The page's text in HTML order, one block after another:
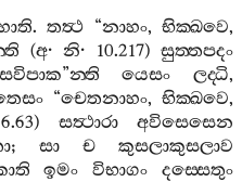
.තත්‍ථ “නාහං,භික‍්ඛවෙ,
(අ·නි· 10.217)සුත‍්තපදං
සවිපාක”න‍්ති යෙසං ලද‍්ධි,
“චෙතනාහං, භික‍්ඛවෙ,
සත්‍ථාරා
අවිසෙසෙන
; සා ච
කුසලාකුසලාව
ඉමං විභාගං
දස‍්සෙතුං